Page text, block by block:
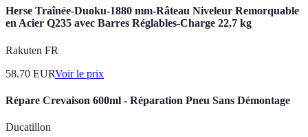
Herse Traînée-Duoku-1880 mm-Râteau Niveleur Remorquable
en Acier Q235 avec Barres Réglables-Charge 22,7 kg
Rakuten FR
58.70 EURVoir le prix
Répare Crevaison 600ml - Réparation Pneu Sans Démontage
Ducatillon